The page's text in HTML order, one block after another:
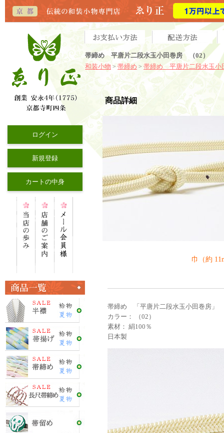
帯締め 平唐片二段水玉小田巻房 （02）
和装小物 > 帯締め > 帯締め 平唐片二段水玉小
ログイン
新規登録
カートの中身
商品詳細
巾（約
帯締め 「平唐片二段水玉小田巻房」
カラー： （02）
素材： 絹100％
日本製